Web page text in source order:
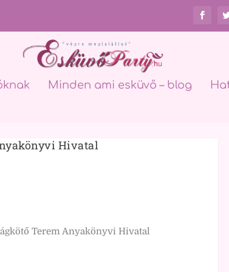
Minden ami esküvő – blog
Hivatal
Terem Anyakönyvi Hivatal